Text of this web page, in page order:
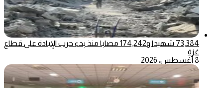
73,384 شهيدا و174,242 مصابا منذ بدء حرب الإبادة على قطاع
غزة
8 أغسطس، 2026